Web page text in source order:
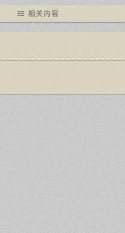
相关内容